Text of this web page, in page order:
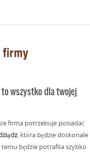
firmy
wszystko dla twojej
firma potrzebuje posiadać
, która będzie doskonale
będzie potrafiła szybko